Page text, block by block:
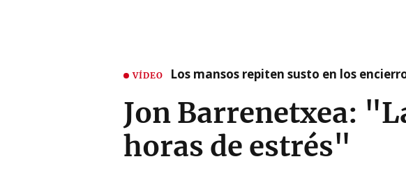
VÍDEO Los mansos repiten susto en los
Jon Barrenetxea:
horas de estrés"